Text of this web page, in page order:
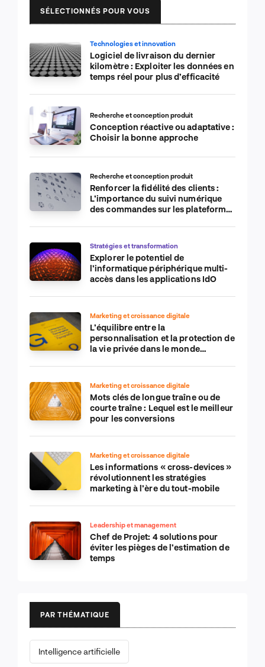
SÉLECTIONNÉS POUR VOUS
Technologies et innovation
Logiciel de livraison du dernier
kilomètre : Exploiter les données en
temps réel pour plus d’efficacité
Recherche et conception produit
Conception réactive ou adaptative :
Choisir la bonne approche
Recherche et conception produit
Renforcer la fidélité des clients :
L’importance du suivi numérique
des commandes sur les plateformes
Stratégies et transformation
Explorer le potentiel de
l’informatique périphérique multi-
accès dans les applications IdO
Marketing et croissance digitale
L’équilibre entre la
personnalisation et la protection de
la vie privée dans le monde
Marketing et croissance digitale
Mots clés de longue traîne ou de
courte traîne : Lequel est le meilleur
pour les conversions
Marketing et croissance digitale
Les informations « cross-devices »
révolutionnent les stratégies
marketing à l’ère du tout-mobile
Leadership et management
Chef de Projet: 4 solutions pour
éviter les pièges de l’estimation de
temps
PAR THÉMATIQUE
Intelligence artificielle